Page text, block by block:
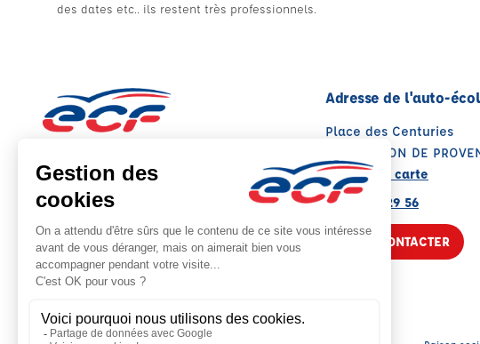
des dates etc.. ils restent très professionnels.
Note : 4.8/5
Moyenne calculée sur 136 avis
Adresse de l'auto-
Place des Centuries
13300 SALON DE
Voir sur la carte
04 90 56 29 56
NOUS CONTACTER